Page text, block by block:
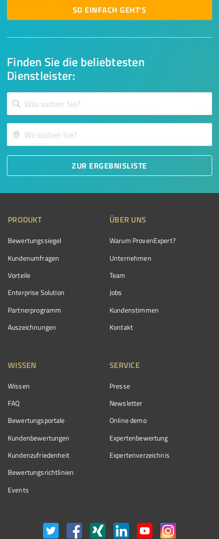
Finden Sie die beliebtesten
Dienstleister:
ZUR ERGEBNISLISTE
SO EINFACH GEHT'S
PRODUKT
Bewertungssiegel
Kundenumfragen
Vorteile
Enterprise Solution
Partnerprogramm
Auszeichnungen
ÜBER UNS
Warum ProvenExpert?
Unternehmen
Team
Jobs
Kundenstimmen
Kontakt
WISSEN
Wissen
FAQ
Bewertungsportale
Kundenbewertungen
Kundenzufriedenheit
Bewertungs­richtlinien
Events
SERVICE
Presse
Newsletter
Online demo
Expertenbewertung
Expertenverzeichnis